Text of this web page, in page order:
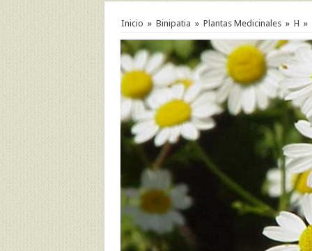
Inicio » Binipatia » Plantas Medicinales » H »